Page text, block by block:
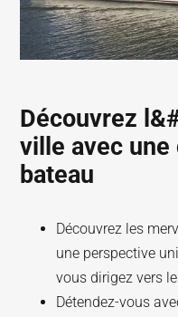
Découvrez
ville avec
bateau
Découvrez les
une perspective
vous dirigez vers
Détendez-vous